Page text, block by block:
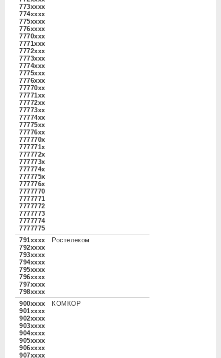
773xxxx
774xxxx
775xxxx
776xxxx
7770xxx
7771xxx
7772xxx
7773xxx
7774xxx
7775xxx
7776xxx
77770xx
77771xx
77772xx
77773xx
77774xx
77775xx
77776xx
777770x
777771x
777772x
777773x
777774x
777775x
777776x
7777770
7777771
7777772
7777773
7777774
7777775
791xxxx
792xxxx
793xxxx
794xxxx
795xxxx
796xxxx
797xxxx
798xxxx
Ростелеком
900xxxx
901xxxx
902xxxx
903xxxx
904xxxx
905xxxx
906xxxx
907xxxx
КОМКОР